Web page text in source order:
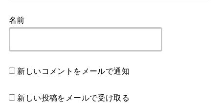
名前
新しいコメントをメールで通知
新しい投稿をメールで受け取る